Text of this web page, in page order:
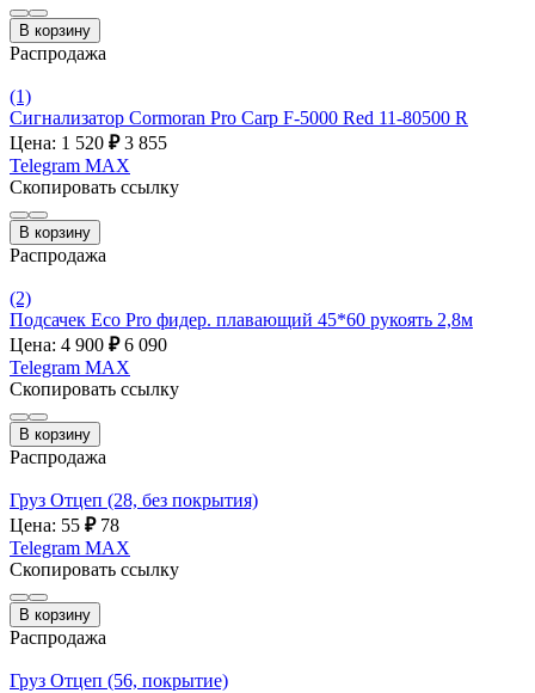
В корзину
Распродажа
(1)
Сигнализатор Cormoran Pro Carp F-5000 Red 11-80500 R
Цена: 1 520 ₽ 3 855
Telegram MAX
Скопировать ссылку
В корзину
Распродажа
(2)
Подсачек Eco Pro фидер. плавающий 45*60 рукоять 2,8м
Цена: 4 900 ₽ 6 090
Telegram MAX
Скопировать ссылку
В корзину
Распродажа
Груз Отцеп (28, без покрытия)
Цена: 55 ₽ 78
Telegram MAX
Скопировать ссылку
В корзину
Распродажа
Груз Отцеп (56, покрытие)